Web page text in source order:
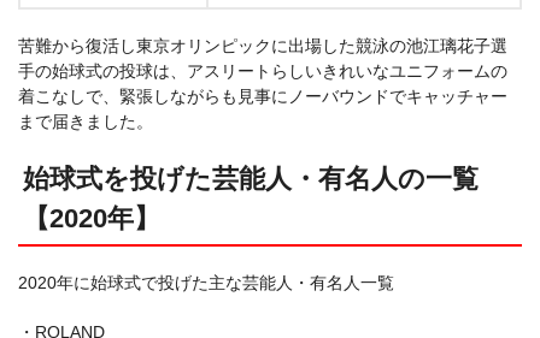
苦難から復活し東京オリンピックに出場した競泳の池江璃花子選
手の始球式の投球は、アスリートらしいきれいなユニフォームの
着こなしで、緊張しながらも見事にノーバウンドでキャッチャー
まで届きました。
始球式を投げた芸能人・有名人の一覧
【2020年】
2020年に始球式で投げた主な芸能人・有名人一覧
・ROLAND